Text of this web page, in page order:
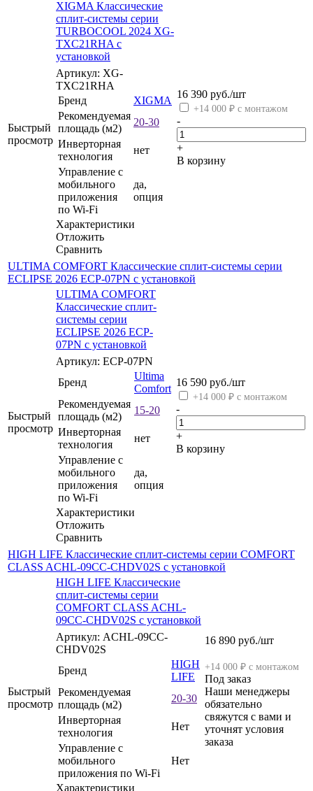
Быстрый
просмотр
XIGMA Классические
сплит-системы серии
TURBOCOOL 2024 XG-
TXC21RHA с
установкой
Артикул: XG-
TXC21RHA
Бренд
XIGMA
Рекомендуемая
площадь (м2)
20-30
Инверторная
технология
нет
Управление c
мобильного
приложения
по Wi-Fi
да,
опция
Характеристики
Отложить
Сравнить
16 390 руб./шт
+14 000 ₽ с монтажом
-
+
В корзину
ULTIMA COMFORT Классические сплит-системы серии
ECLIPSE 2026 ECP-07PN с установкой
Быстрый
просмотр
ULTIMA COMFORT
Классические сплит-
системы серии
ECLIPSE 2026 ECP-
07PN с установкой
Артикул: ECP-07PN
Бренд
Ultima
Comfort
Рекомендуемая
площадь (м2)
15-20
Инверторная
технология
нет
Управление c
мобильного
приложения
по Wi-Fi
да,
опция
Характеристики
Отложить
Сравнить
16 590 руб./шт
+14 000 ₽ с монтажом
-
+
В корзину
HIGH LIFE Классические сплит-системы серии COMFORT
CLASS ACHL-09CC-CHDV02S с установкой
Быстрый
просмотр
HIGH LIFE Классические
сплит-системы серии
COMFORT CLASS ACHL-
09CC-CHDV02S с установкой
Артикул: ACHL-09CC-
CHDV02S
Бренд
HIGH
LIFE
Рекомендуемая
площадь (м2)
20-30
Инверторная
технология
Нет
Управление c
мобильного
приложения по Wi-Fi
Нет
Характеристики
16 890 руб./шт
+14 000 ₽ с монтажом
Под заказ
Наши менеджеры
обязательно
свяжутся с вами и
уточнят условия
заказа